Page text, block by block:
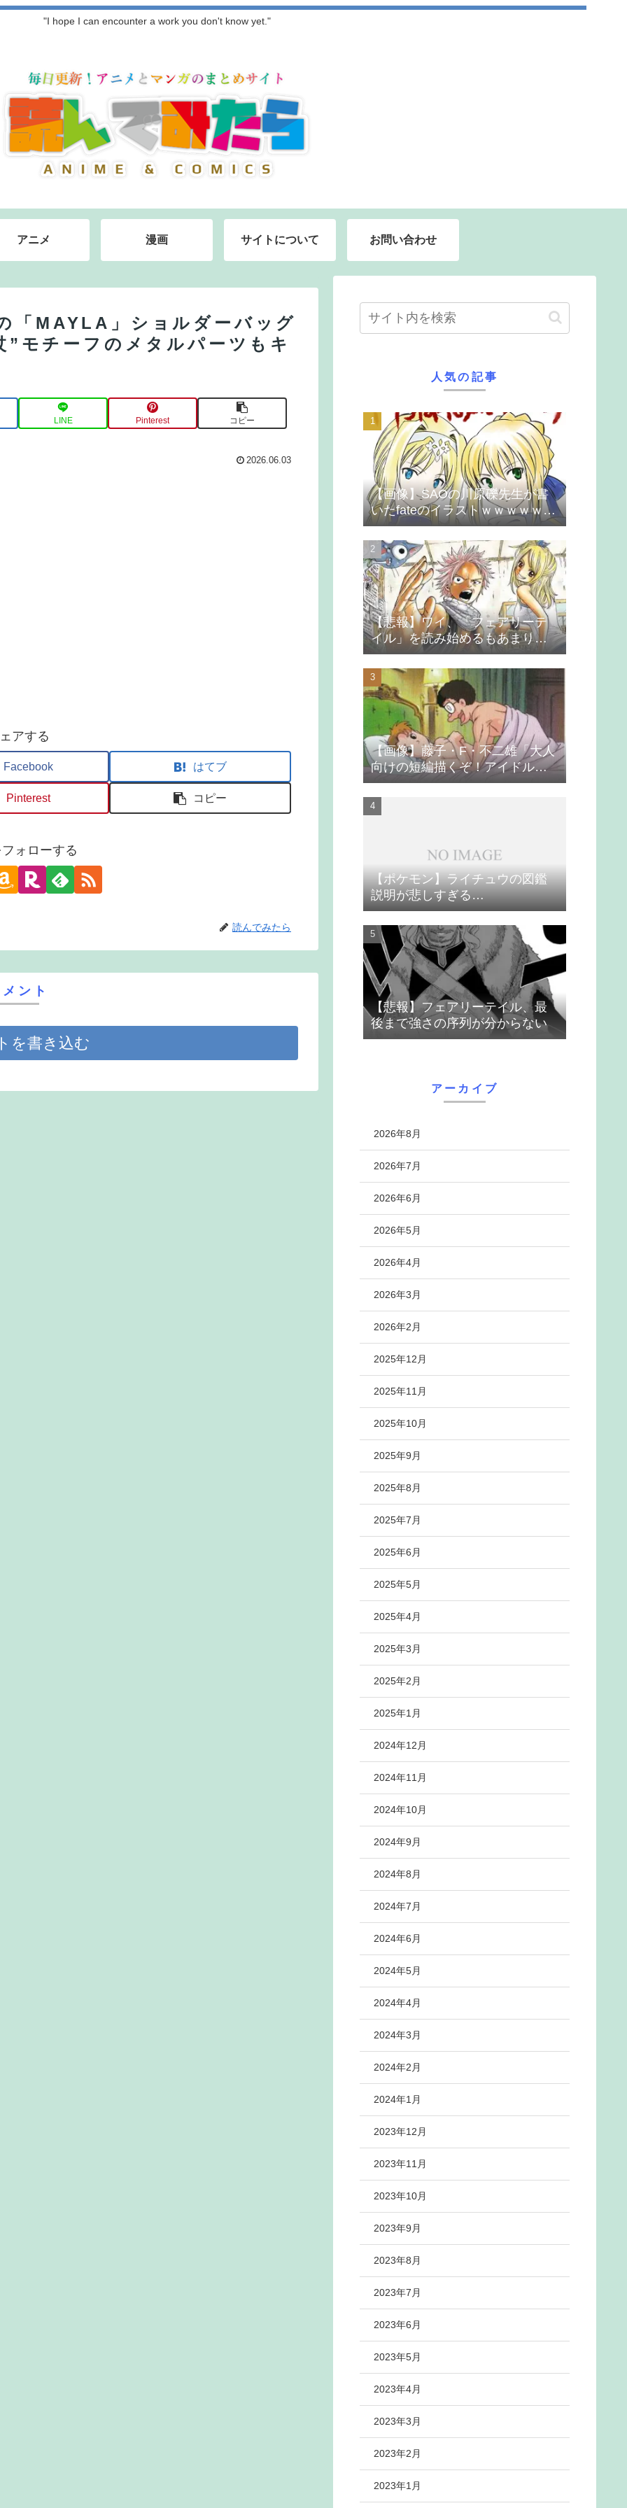
"I hope I can encounter a work you don't know yet."
アニメ 漫画 サイトについて お問い合わせ
「MAYLA」ショルダーバッグ
モチーフのメタルパーツもキ
LINE Pinterest コピー
2026.06.03
アする
Facebook はてブ
Pinterest コピー
ォローする
読んでみたら
ント
を書き込む
人気の記事
【画像】SAOの川原礫先生が書
いたfateのイラストｗｗｗｗｗｗ
ｗｗｗ
【悲報】ワイ、「フェアリーテ
イル」を読み始めるもあまりの
つまらなさに挫折する
【画像】藤子・F・不二雄「大人
向けの短編描くぞ！アイドルが
無理やり抱かれるシーン入れ
よ」
【ポケモン】ライチュウの図鑑
説明が悲しすぎる…
【悲報】フェアリーテイル、最
後まで強さの序列が分からない
アーカイブ
2026年8月
2026年7月
2026年6月
2026年5月
2026年4月
2026年3月
2026年2月
2025年12月
2025年11月
2025年10月
2025年9月
2025年8月
2025年7月
2025年6月
2025年5月
2025年4月
2025年3月
2025年2月
2025年1月
2024年12月
2024年11月
2024年10月
2024年9月
2024年8月
2024年7月
2024年6月
2024年5月
2024年4月
2024年3月
2024年2月
2024年1月
2023年12月
2023年11月
2023年10月
2023年9月
2023年8月
2023年7月
2023年6月
2023年5月
2023年4月
2023年3月
2023年2月
2023年1月